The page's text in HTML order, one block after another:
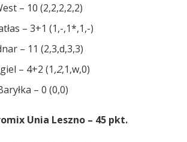
– 10 (2,2,2,2,2)
– 3+1 (1,-,1*,1,-)
– 11 (2,3,d,3,3)
– 4+2 (1,2,1,w,0)
– 0 (0,0)
Unia Leszno – 45 pkt.